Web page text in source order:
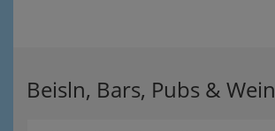
Beisln, Bars, Pubs & Wein